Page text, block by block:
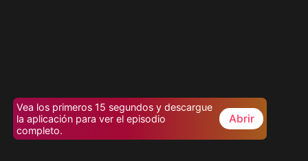
Vea los primeros 15 segundos y descargue
la aplicación para ver el episodio
completo.
Abrir